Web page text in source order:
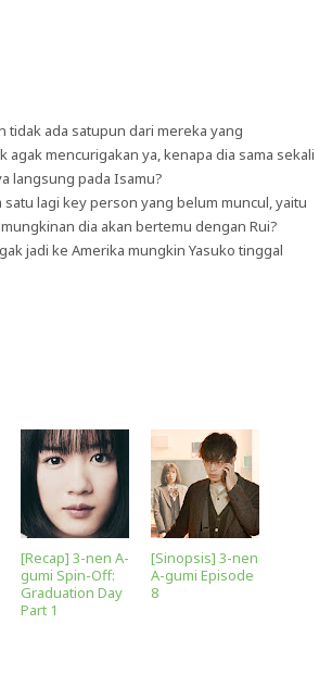
tidak ada satupun dari mereka yang
mencurigakan ya, kenapa dia sama sekali
langsung pada Isamu?
lagi key person yang belum muncul, yaitu
dia akan bertemu dengan Rui?
jadi ke Amerika mungkin Yasuko tinggal
[Recap] 3-nen A-
gumi Spin-Off:
Graduation Day
Part 1
[Sinopsis] 3-nen
A-gumi Episode
8